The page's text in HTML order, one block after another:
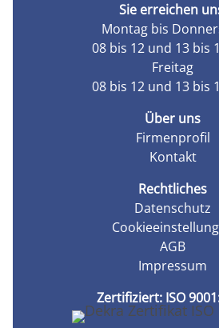
Sie erreichen
Montag bis
08 bis 12 und 13 bis
Freitag
08 bis 12 und 13 bis
Über uns
Firmenprofil
Kontakt
Rechtliches
Datenschutz
AGB
Impressum
Zertifiziert: ISO